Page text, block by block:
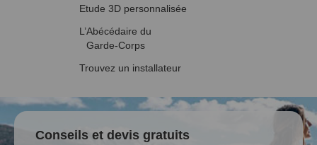
Etude 3D personnalisée
L’Abécédaire du
Garde-Corps
Trouvez un installateur
Conseils et devis gratuits